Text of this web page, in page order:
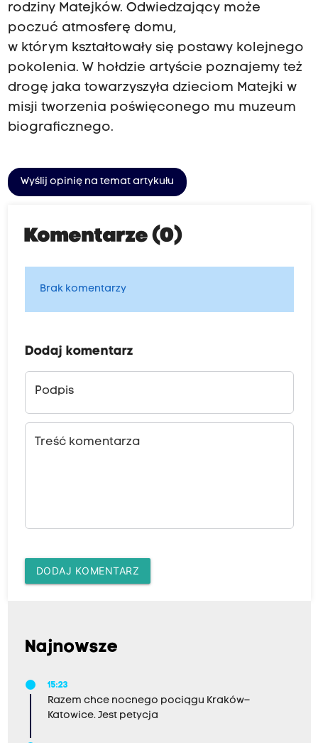
rodziny Matejków. Odwiedzający może
poczuć atmosferę domu,
w którym kształtowały się postawy kolejnego
pokolenia. W hołdzie artyście poznajemy też
drogę jaka towarzyszyła dzieciom Matejki w
misji tworzenia poświęconego mu muzeum
biograficznego.
Wyślij opinię na temat artykułu
Komentarze (0)
Brak komentarzy
Dodaj komentarz
Podpis
Treść komentarza
DODAJ KOMENTARZ
Najnowsze
15:23
Razem chce nocnego pociągu Kraków–
Katowice. Jest petycja